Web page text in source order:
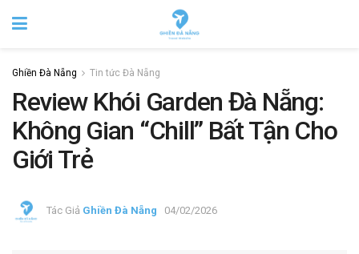
Ghiền Đà Nẵng Tin tức Đà Nẵng
Review Khói Garden Đà Nẵng:
Không Gian “Chill” Bất Tận Cho
Giới Trẻ
Tác Giả Ghiền Đà Nẵng 04/02/2026